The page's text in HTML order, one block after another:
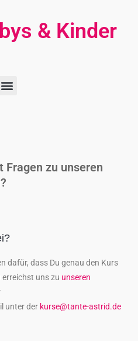
& Kinder
Fragen zu unseren
dafür, dass Du genau den Kurs
uns zu unseren
unter der kurse@tante-astrid.de